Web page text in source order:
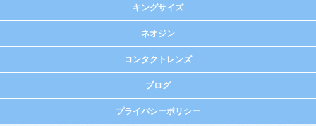
キングサイズ
ネオジン
コンタクトレンズ
ブログ
プライバシーポリシー